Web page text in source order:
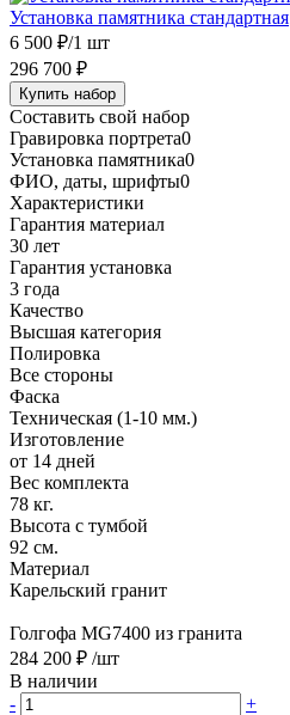
Установка памятника стандартная
6 500 ₽/1 шт
296 700 ₽
Купить набор
Составить свой набор
Гравировка портрета0
Установка памятника0
ФИО, даты, шрифты0
Характеристики
Гарантия материал
30 лет
Гарантия установка
3 года
Качество
Высшая категория
Полировка
Все стороны
Фаска
Техническая (1-10 мм.)
Изготовление
от 14 дней
Вес комплекта
78 кг.
Высота с тумбой
92 см.
Материал
Карельский гранит
Голгофа MG7400 из гранита
284 200 ₽ /шт
В наличии
-
+